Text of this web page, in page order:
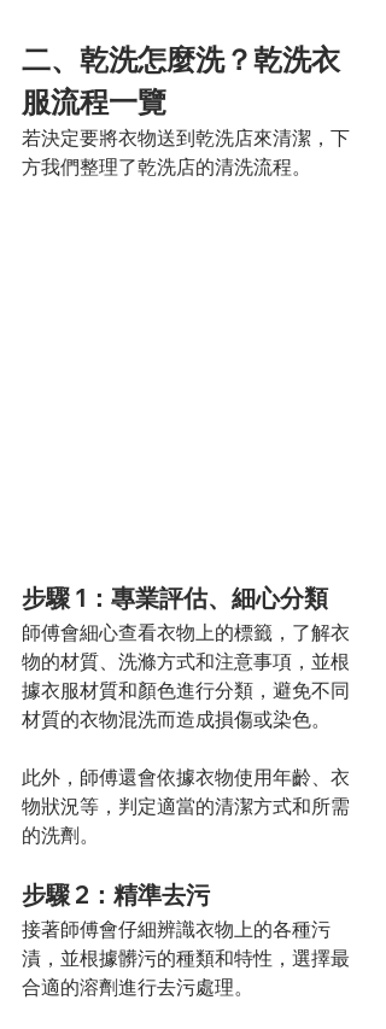
二、乾洗怎麼洗？乾洗衣
服流程一覽
若決定要將衣物送到乾洗店來清潔，下
方我們整理了乾洗店的清洗流程。
步驟 1：專業評估、細心分類
師傅會細心查看衣物上的標籤，了解衣
物的材質、洗滌方式和注意事項，並根
據衣服材質和顏色進行分類，避免不同
材質的衣物混洗而造成損傷或染色。
此外，師傅還會依據衣物使用年齡、衣
物狀況等，判定適當的清潔方式和所需
的洗劑。
步驟 2：精準去污
接著師傅會仔細辨識衣物上的各種污
漬，並根據髒污的種類和特性，選擇最
合適的溶劑進行去污處理。